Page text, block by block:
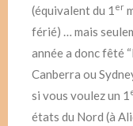
(équivalent du 1 er
férié) … mais
année a donc fêté
Canberra ou
si vous voulez un 1
états du Nord (à